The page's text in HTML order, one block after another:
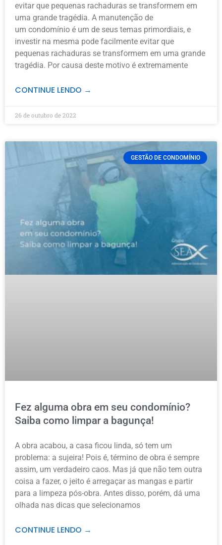
evitar que pequenas rachaduras se transformem em
uma grande tragédia. A manutenção de
um condomínio é um de seus temas primordiais, e
investir na mesma pode facilmente evitar que
pequenas rachaduras se transformem em uma grande
tragédia. Por causa deste motivo é extremamente
CONTINUE LENDO →
26 de outubro de 2022
GESTÃO DE CONDOMÍNIO
Fez alguma obra em seu condomínio?
Saiba como limpar a bagunça!
A obra acabou, a casa ficou linda, só tem um
problema: a sujeira! Pois é, término de obra é sempre
assim, um verdadeiro caos. Mas já que não tem outra
coisa a fazer, o jeito é arregaçar as mangas e partir
para a limpeza pós-obra. Antes disso, porém, dá uma
olhada nas dicas que selecionamos
CONTINUE LENDO →